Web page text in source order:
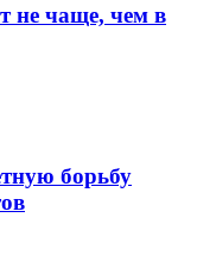
не чаще, чем в
борьбу